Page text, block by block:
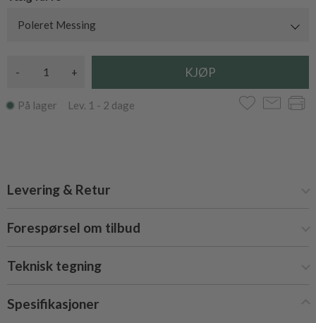
Poleret Messing
- +
På lager Lev. 1 - 2 dage
Levering & Retur
Forespørsel om tilbud
Teknisk tegning
Spesifikasjoner